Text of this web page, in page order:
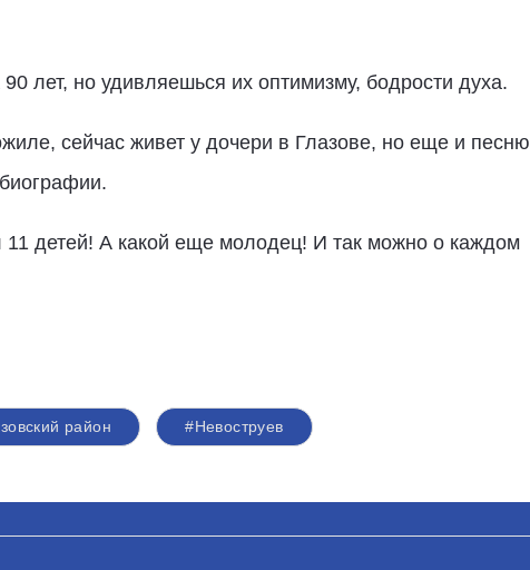
лет, но удивляешься их оптимизму, бодрости духа.
сейчас живет у дочери в Глазове, но еще и песню
детей! А какой еще молодец! И так можно о каждом
район #Невоструев